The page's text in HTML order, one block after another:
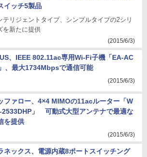
イッチ5製品
テリジェントタイプ、シンプルタイプの2シリ
を新たに提供
(2015/6/3)
、IEEE 802.11ac専用Wi-Fi子機「EA-AC
、最大1734Mbpsで通信可能
(2015/6/3)
ファロー、4×4 MIMOの11acルーター「W
2533DHP」 可動式大型アンテナで最適な
を提供
(2015/6/3)
ネックス、電源内蔵8ポートスイッチング